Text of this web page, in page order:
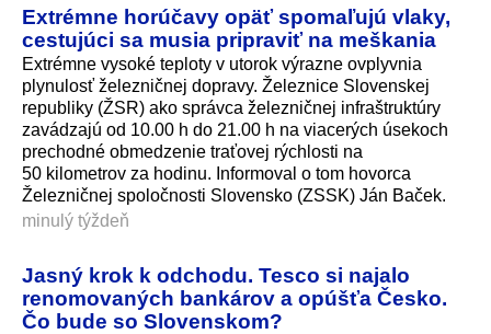
Extrémne horúčavy opäť spomaľujú vlaky,
cestujúci sa musia pripraviť na meškania
Extrémne vysoké teploty v utorok výrazne ovplyvnia
plynulosť železničnej dopravy. Železnice Slovenskej
republiky (ŽSR) ako správca železničnej infraštruktúry
zavádzajú od 10.00 h do 21.00 h na viacerých úsekoch
prechodné obmedzenie traťovej rýchlosti na
50 kilometrov za hodinu. Informoval o tom hovorca
Železničnej spoločnosti Slovensko (ZSSK) Ján Baček.
minulý týždeň
Jasný krok k odchodu. Tesco si najalo
renomovaných bankárov a opúšťa Česko.
Čo bude so Slovenskom?